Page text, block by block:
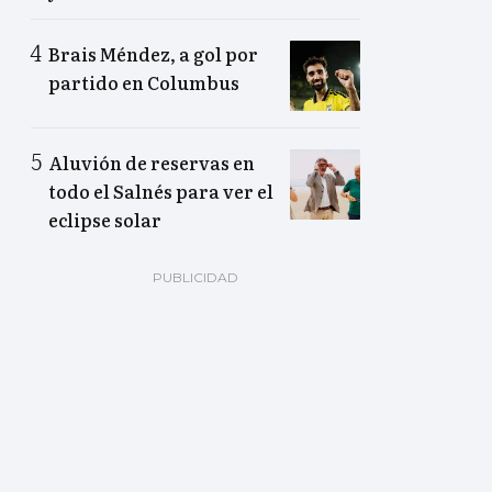
Brais Méndez, a gol por
partido en Columbus
Aluvión de reservas en
todo el Salnés para ver el
eclipse solar